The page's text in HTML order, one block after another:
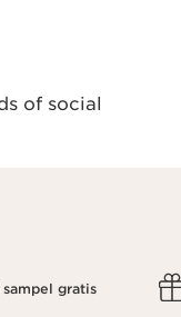
of social
gratis